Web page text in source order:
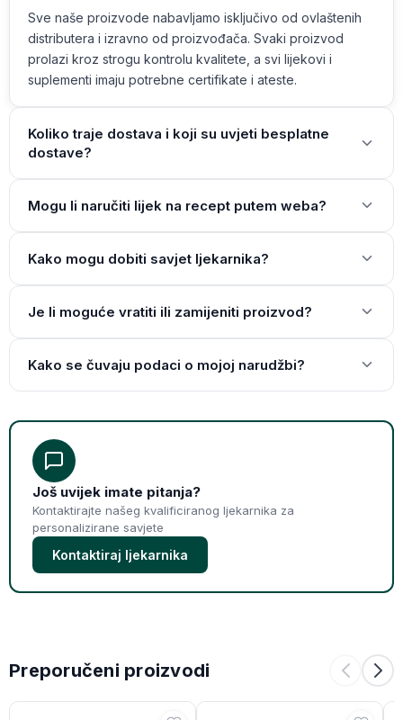
Sve naše proizvode nabavljamo isključivo od ovlaštenih
distributera i izravno od proizvođača. Svaki proizvod
prolazi kroz strogu kontrolu kvalitete, a svi lijekovi i
suplementi imaju potrebne certifikate i ateste.
Koliko traje dostava i koji su uvjeti besplatne
dostave?
Mogu li naručiti lijek na recept putem weba?
Kako mogu dobiti savjet ljekarnika?
Je li moguće vratiti ili zamijeniti proizvod?
Kako se čuvaju podaci o mojoj narudžbi?
Još uvijek imate pitanja?
Kontaktirajte našeg kvalificiranog ljekarnika za
personalizirane savjete
Kontaktiraj ljekarnika
Preporučeni proizvodi